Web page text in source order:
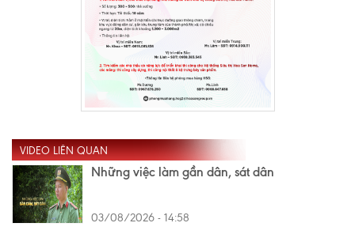
VIDEO LIÊN QUAN
Những việc làm gần dân, sát dân
03/08/2026 - 14:58